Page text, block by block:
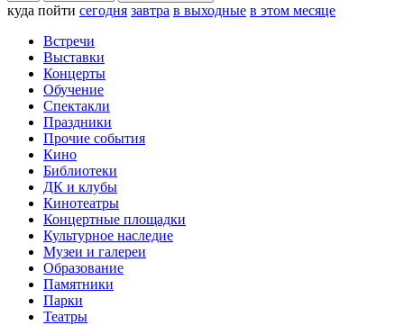
куда пойти сегодня завтра в выходные в этом месяце
Встречи
Выставки
Концерты
Обучение
Спектакли
Праздники
Прочие события
Кино
Библиотеки
ДК и клубы
Кинотеатры
Концертные площадки
Культурное наследие
Музеи и галереи
Образование
Памятники
Парки
Театры